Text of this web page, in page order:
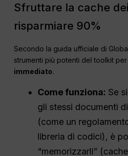
Sfruttare la cache
risparmiare 90%
Secondo la guida ufficiale di
strumenti più potenti del toolkit
immediato.
Come funziona: Se
gli stessi documenti
(come un
libreria di codici), è
“memorizzarli”